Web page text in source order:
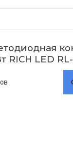
RICH LED